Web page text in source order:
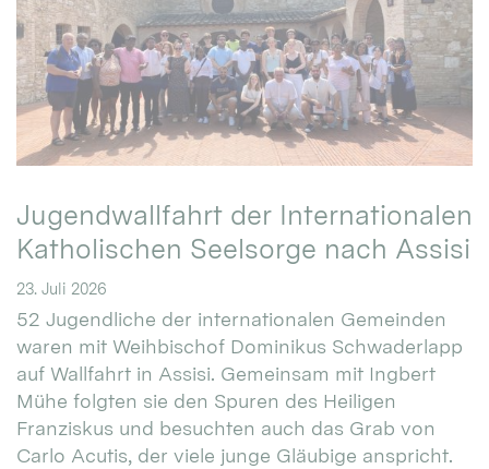
Jugendwallfahrt der Internationalen
Katholischen Seelsorge nach Assisi
23. Juli 2026
52 Jugendliche der internationalen Gemeinden
waren mit Weihbischof Dominikus Schwaderlapp
auf Wallfahrt in Assisi. Gemeinsam mit Ingbert
Mühe folgten sie den Spuren des Heiligen
Franziskus und besuchten auch das Grab von
Carlo Acutis, der viele junge Gläubige anspricht.